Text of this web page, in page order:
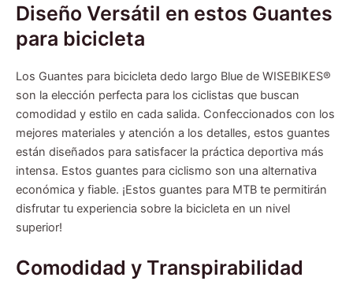
Diseño Versátil en estos Guantes
para bicicleta
Los Guantes para bicicleta dedo largo Blue de WISEBIKES®
son la elección perfecta para los ciclistas que buscan
comodidad y estilo en cada salida. Confeccionados con los
mejores materiales y atención a los detalles, estos guantes
están diseñados para satisfacer la práctica deportiva más
intensa. Estos guantes para ciclismo son una alternativa
económica y fiable. ¡Estos guantes para MTB te permitirán
disfrutar tu experiencia sobre la bicicleta en un nivel
superior!
Comodidad y Transpirabilidad